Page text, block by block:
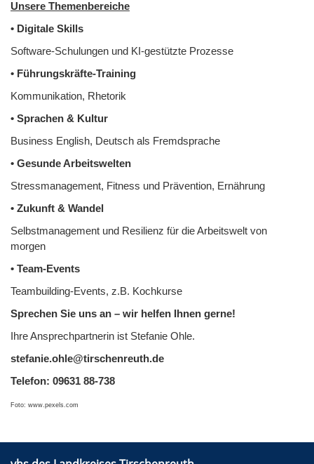
Unsere Themenbereiche
• Digitale Skills
Software-Schulungen und KI-gestützte Prozesse
• Führungskräfte-Training
Kommunikation, Rhetorik
• Sprachen & Kultur
Business English, Deutsch als Fremdsprache
• Gesunde Arbeitswelten
Stressmanagement, Fitness und Prävention, Ernährung
• Zukunft & Wandel
Selbstmanagement und Resilienz für die Arbeitswelt von
morgen
• Team-Events
Teambuilding-Events, z.B. Kochkurse
Sprechen Sie uns an – wir helfen Ihnen gerne!
Ihre Ansprechpartnerin ist Stefanie Ohle.
stefanie.ohle@tirschenreuth.de
Telefon: 09631 88-738
Foto: www.pexels.com